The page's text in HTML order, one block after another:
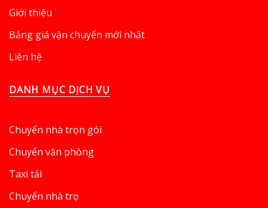
Giới thiệu
Bảng giá vận chuyển mới nhất
Liên hệ
DANH MỤC DỊCH VỤ
Chuyển nhà trọn gói
Chuyển văn phòng
Taxi tải
Chuyển nhà trọ